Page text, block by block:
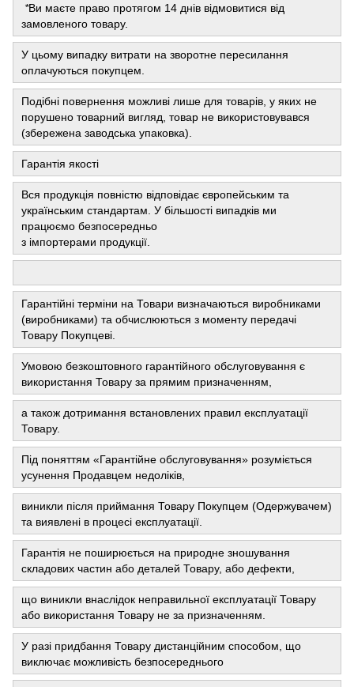
*Ви маєте право протягом 14 днів відмовитися від
замовленого товару.
У цьому випадку витрати на зворотне пересилання
оплачуються покупцем.
Подібні повернення можливі лише для товарів, у яких не
порушено товарний вигляд, товар не використовувався
(збережена заводська упаковка).
Гарантія якості
Вся продукція повністю відповідає європейським та
українським стандартам. У більшості випадків ми
працюємо безпосередньо
з імпортерами продукції.
Гарантійні терміни на Товари визначаються виробниками
(виробниками) та обчислюються з моменту передачі
Товару Покупцеві.
Умовою безкоштовного гарантійного обслуговування є
використання Товару за прямим призначенням,
а також дотримання встановлених правил експлуатації
Товару.
Під поняттям «Гарантійне обслуговування» розуміється
усунення Продавцем недоліків,
виникли після приймання Товару Покупцем (Одержувачем)
та виявлені в процесі експлуатації.
Гарантія не поширюється на природне зношування
складових частин або деталей Товару, або дефекти,
що виникли внаслідок неправильної експлуатації Товару
або використання Товару не за призначенням.
У разі придбання Товару дистанційним способом, що
виключає можливість безпосереднього